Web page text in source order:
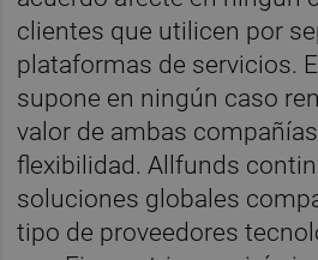
clientes que utilicen por
plataformas de servicios.
supone en ningún caso
valor de ambas
flexibilidad. Allfunds
soluciones globales
tipo de proveedores